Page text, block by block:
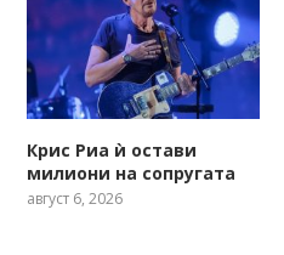
Крис Риа ѝ остави
милиони на сопругата
август 6, 2026